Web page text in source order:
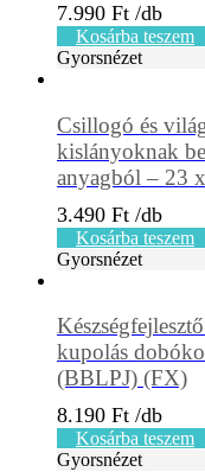
7.990 Ft
Kosárba teszem
Gyorsnézet
Csillogó és
kislányoknak
anyagból – 23
3.490 Ft
Kosárba teszem
Gyorsnézet
kupolás
(BBLPJ) (FX)
8.190 Ft
Kosárba teszem
Gyorsnézet